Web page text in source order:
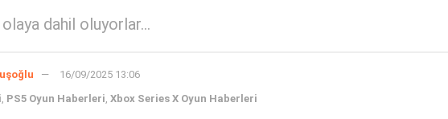
dahil oluyorlar...
16/09/2025 13:06
, PS5 Oyun Haberleri, Xbox Series X Oyun Haberleri